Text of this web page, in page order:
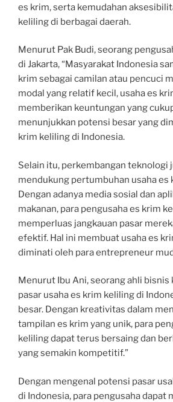
es krim, serta kemudahan
keliling di berbagai daerah.
Menurut Pak Budi, seorang
di Jakarta, “Masyarakat Indonesia
krim sebagai camilan atau pencuci
modal yang relatif kecil, usaha es
memberikan keuntungan yang
menunjukkan potensi besar yang
krim keliling di Indonesia.
Selain itu, perkembangan teknologi
mendukung pertumbuhan usaha es
Dengan adanya media sosial dan
makanan, para pengusaha es krim
memperluas jangkauan pasar
efektif. Hal ini membuat usaha es
diminati oleh para entrepreneur
Menurut Ibu Ani, seorang ahli bisnis
pasar usaha es krim keliling di
besar. Dengan kreativitas dalam
tampilan es krim yang unik, para
keliling dapat terus bersaing dan
yang semakin kompetitif.”
Dengan mengenal potensi pasar
di Indonesia, para pengusaha dapat